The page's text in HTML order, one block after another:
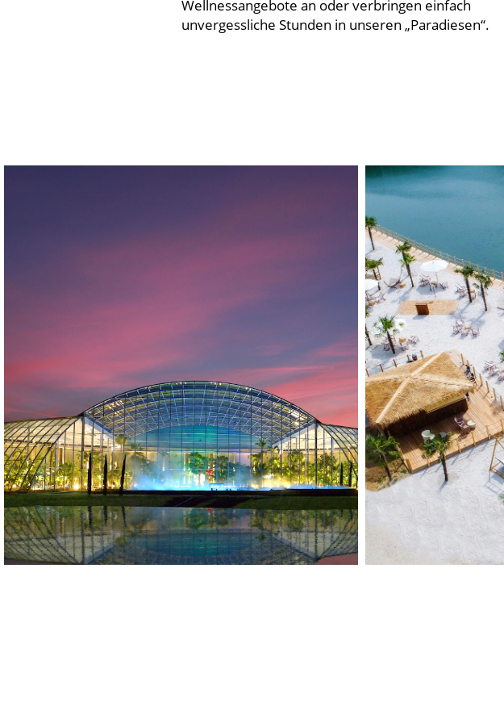
Wellnessangebote an oder verbringen einfach
unvergessliche Stunden in unseren „Paradiesen“.